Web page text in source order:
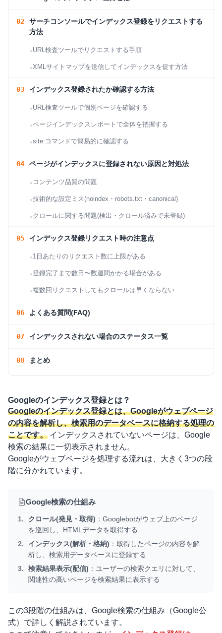
サーチコンソールでインデックス登録をリクエストする
方法
URL検査ツールでリクエストする手順
XMLサイトマップを送信してインデックスを促す方法
インデックス登録されたか確認する方法
URL検査ツールで個別ページを確認する
ページインデックスレポートで全体を把握する
site:コマンドで簡易的に確認する
ページがインデックスに登録されない原因と対処法
コンテンツ品質の問題
技術的な設定ミス(noindex・robots.txt・canonical)
クロールに関する問題(検出・クロール済みで未登録)
インデックス登録リクエスト時の注意点
1日あたりのリクエスト数に上限がある
登録完了まで数日〜数週間かかる場合がある
複数回リクエストしてもクロールは早くならない
よくある質問(FAQ)
インデックスされない場合のステータス一覧
まとめ
Googleのインデックス登録とは？
Googleのインデックス登録とは、Googleがウェブページ
の内容を解析し、検索用のデータベースに格納する処理の
ことです。 インデックスされていないページは、Google
検索の結果に一切表示されません。
Googleがウェブページを処理する流れは、大きく3つの段
階に分かれています。
Google検索の仕組み
クロール(発見・取得) ：Googlebotがウェブ上のページ
を巡回し、HTMLデータを取得する
インデックス(解析・格納) ：取得したページの内容を解
析し、検索用データベースに登録する
検索結果表示(配信) ：ユーザーの検索クエリに対して、
関連性の高いページを検索結果に表示する
この3段階の仕組みは、 Google検索の仕組み（Google公
式） で詳しく解説されています。